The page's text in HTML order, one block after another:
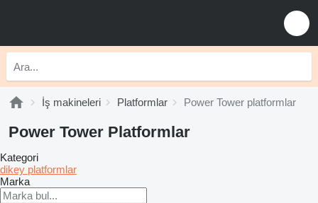
İş makineleri Platformlar Power Tower platformlar
Power Tower Platformlar
Kategori
dikey platformlar
Marka